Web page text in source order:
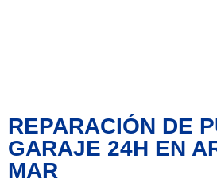
REPARACIÓN DE
GARAJE 24H EN
MAR